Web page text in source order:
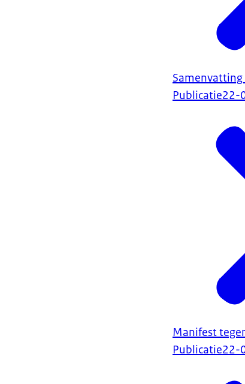
Publicatie22-
Manifest
Publicatie22-